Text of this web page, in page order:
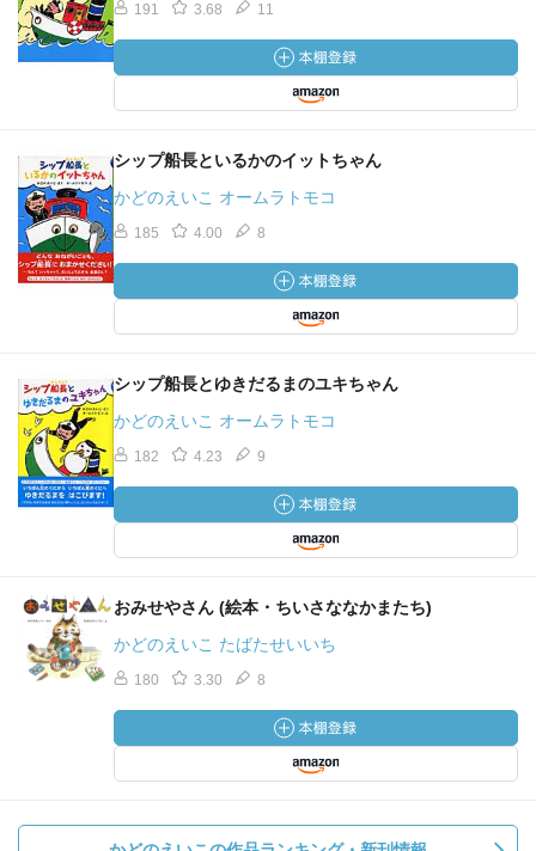
191 3.68 11
シップ船長といるかのイットちゃん
かどのえいこ オームラトモコ
185 4.00 8
シップ船長とゆきだるまのユキちゃん
かどのえいこ オームラトモコ
182 4.23 9
おみせやさん (絵本・ちいさななかまたち)
かどのえいこ たばたせいいち
180 3.30 8